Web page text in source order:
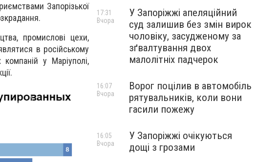
Запорізької
промислові цехи,
в російському
у Маріуполі,
У Запоріжжі апеляційний
суд залишив без змін вирок
чоловіку, засудженому за
зґвалтування двох
малолітніх падчерок
17:31
Вчора
Ворог поцілив в автомобіль
рятувальників, коли вони
гасили пожежу
16:07
Вчора
У Запоріжжі очікуються
дощі з грозами
16:05
Вчора